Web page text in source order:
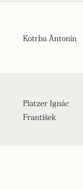
Kotrba Antonín
Platzer Ignác
František